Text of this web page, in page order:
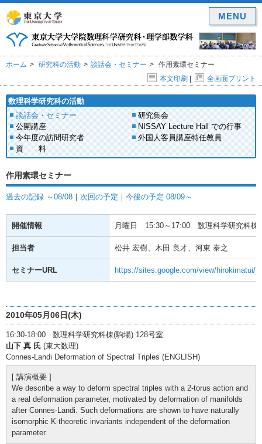
ホーム 研究科の活動 談話会・セミナー
作用素環セミナー
本文印刷 | 全画面プリント
数理科学研究科の活動
談話会・セミナー
研究集会
公開講座
NISSAY Lecture Hall での行事
今年度の訪問研究者
外国人客員講座特任教員
資 料
作用素環セミナー
過去の記録 ～08/08 ｜ 次回の予定 ｜ 今後の予定 08/09～
開催情報 月曜日 15:30～17:00 数理科学研究科棟
担当者 松井 宏樹、木田 良才、河東 泰之
セミナーURL https://sites.google.com/view/hirokimatui/
2010年05月06日(木)
16:30-18:00 数理科学研究科棟(駒場) 128号室
山下 真 氏 (東大数理)
Connes-Landi Deformation of Spectral Triples (ENGLISH)
[ 講演概要 ]
We describe a way to deform spectral triples with a 2-torus action and
a real deformation parameter, motivated by deformation of manifolds
after Connes-Landi. Such deformations are shown to have naturally
isomorphic K-theoretic invariants independent of the deformation
parameter.
MENU